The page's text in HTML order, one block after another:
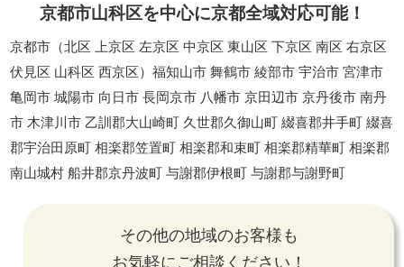
京都市山科区を中心に京都全域対応可能！
京都市（北区 上京区 左京区 中京区 東山区 下京区 南区 右京区
伏見区 山科区 西京区）福知山市 舞鶴市 綾部市 宇治市 宮津市
亀岡市 城陽市 向日市 長岡京市 八幡市 京田辺市 京丹後市 南丹
市 木津川市 乙訓郡大山崎町 久世郡久御山町 綴喜郡井手町 綴喜
郡宇治田原町 相楽郡笠置町 相楽郡和束町 相楽郡精華町 相楽郡
南山城村 船井郡京丹波町 与謝郡伊根町 与謝郡与謝野町
その他の地域のお客様も
お気軽にご相談ください！